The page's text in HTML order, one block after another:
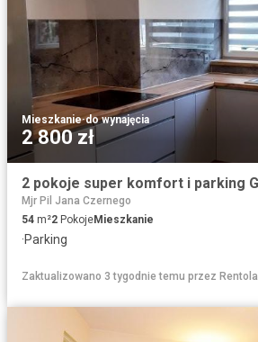
Mieszkanie·do wynajęcia
2 800 zł
Mjr Pil Jana Czernego
54 m²2 PokojeMieszkanie
·Parking
Zaktualizowano 3 tygodnie temu przez Rentola